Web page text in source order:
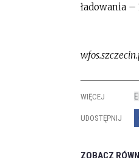
ładowania –
WIĘCEJ
UDOSTĘPNIJ
ZOBACZ